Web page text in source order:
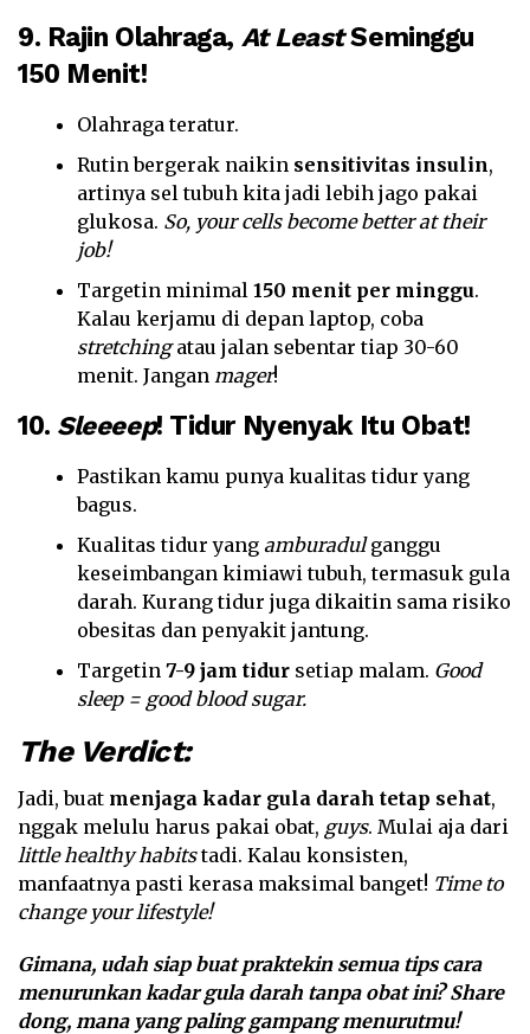
9. Rajin Olahraga, At LeastSeminggu
150 Menit!
Olahraga teratur.
Rutin bergerak naikin sensitivitas insulin,
artinya sel tubuh kita jadi lebih jago pakai
glukosa. So, your cells become better at their
job!
Targetin minimal 150 menit per minggu.
Kalau kerjamu di depan laptop, coba
stretchingatau jalan sebentar tiap 30-60
menit. Jangan mager!
10. Sleeeep! Tidur Nyenyak Itu Obat!
Pastikan kamu punya kualitas tidur yang
bagus.
Kualitas tidur yang amburadulganggu
keseimbangan kimiawi tubuh, termasuk gula
darah. Kurang tidur juga dikaitin sama risiko
obesitas dan penyakit jantung.
Targetin 7-9 jam tidur setiap malam. Good
sleep = good blood sugar.
The Verdict:
Jadi, buat menjaga kadar gula darah tetap sehat,
nggak melulu harus pakai obat, guys. Mulai aja dari
little healthy habitstadi. Kalau konsisten,
manfaatnya pasti kerasa maksimal banget! Time to
change your lifestyle!
Gimana, udah siap buat praktekin semua tipscara
menurunkan kadar gula darah tanpa obatini? Share
dong, mana yang paling gampang menurutmu!